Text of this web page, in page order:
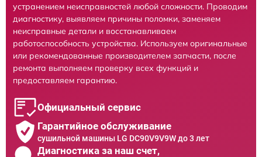
устранением неисправностей любой сложности. Проводим
диагностику, выявляем причины поломки, заменяем
неисправные детали и восстанавливаем
работоспособность устройства. Используем оригинальные
или рекомендованные производителем запчасти, после
ремонта выполняем проверку всех функций и
предоставляем гарантию.
Официальный сервис
Гарантийное обслуживание
сушильной машины LG DC90V9V9W до 3 лет
Диагностика за наш счет,